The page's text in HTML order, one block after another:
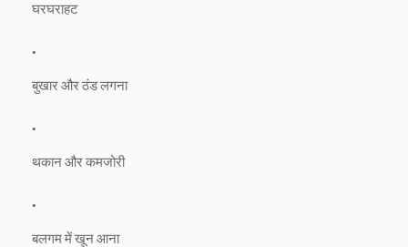
घरघराहट
बुखार और ठंड लगना
थकान और कमजोरी
बलगम में खून आना